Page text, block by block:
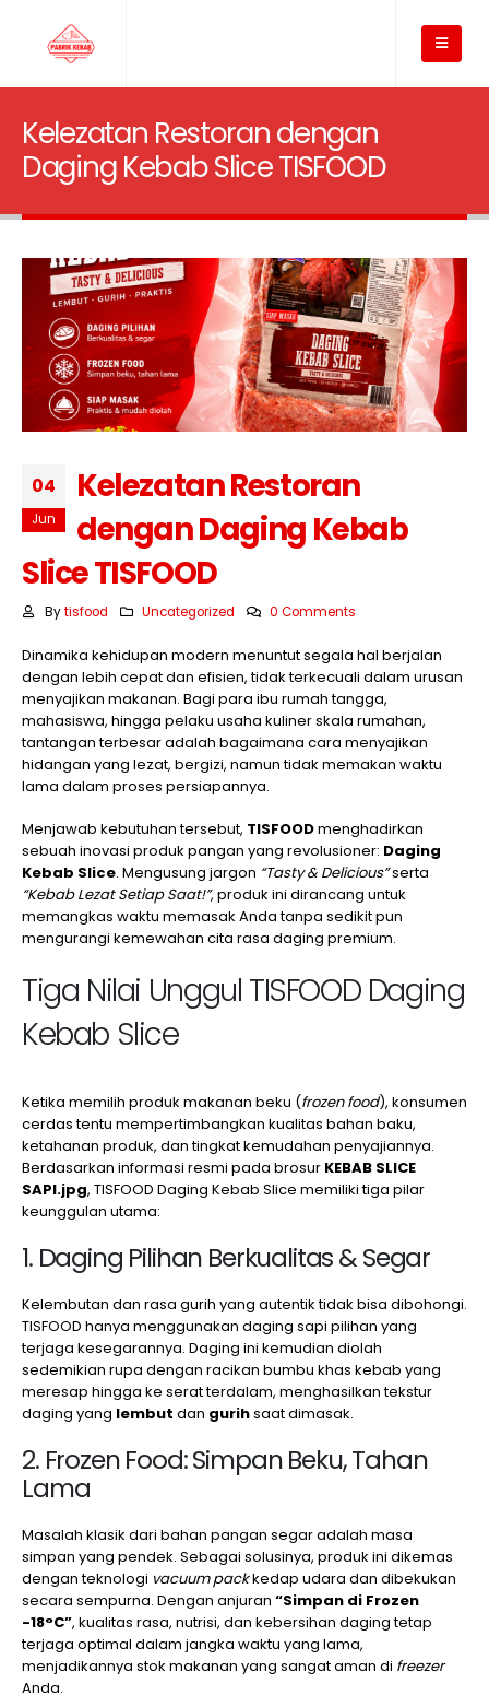
Kelezatan Restoran dengan
Daging Kebab Slice TISFOOD
04
Jun
Kelezatan Restoran
dengan Daging Kebab
Slice TISFOOD
By tisfood Uncategorized 0 Comments
Dinamika kehidupan modern menuntut segala hal berjalan
dengan lebih cepat dan efisien, tidak terkecuali dalam urusan
menyajikan makanan. Bagi para ibu rumah tangga,
mahasiswa, hingga pelaku usaha kuliner skala rumahan,
tantangan terbesar adalah bagaimana cara menyajikan
hidangan yang lezat, bergizi, namun tidak memakan waktu
lama dalam proses persiapannya.
Menjawab kebutuhan tersebut, TISFOODmenghadirkan
sebuah inovasi produk pangan yang revolusioner: Daging
Kebab Slice. Mengusung jargon “Tasty & Delicious”serta
“Kebab Lezat Setiap Saat!”, produk ini dirancang untuk
memangkas waktu memasak Anda tanpa sedikit pun
mengurangi kemewahan cita rasa daging premium.
Tiga Nilai Unggul TISFOOD Daging
Kebab Slice
Ketika memilih produk makanan beku (frozen food), konsumen
cerdas tentu mempertimbangkan kualitas bahan baku,
ketahanan produk, dan tingkat kemudahan penyajiannya.
Berdasarkan informasi resmi pada brosur KEBAB SLICE
SAPI.jpg, TISFOOD Daging Kebab Slice memiliki tiga pilar
keunggulan utama:
1. Daging Pilihan Berkualitas & Segar
Kelembutan dan rasa gurih yang autentik tidak bisa dibohongi.
TISFOOD hanya menggunakan daging sapi pilihan yang
terjaga kesegarannya. Daging ini kemudian diolah
sedemikian rupa dengan racikan bumbu khas kebab yang
meresap hingga ke serat terdalam, menghasilkan tekstur
daging yang lembut dan gurihsaat dimasak.
2. Frozen Food: Simpan Beku, Tahan
Lama
Masalah klasik dari bahan pangan segar adalah masa
simpan yang pendek. Sebagai solusinya, produk ini dikemas
dengan teknologi vacuum packkedap udara dan dibekukan
secara sempurna. Dengan anjuran “Simpan di Frozen
-18°C”, kualitas rasa, nutrisi, dan kebersihan daging tetap
terjaga optimal dalam jangka waktu yang lama,
menjadikannya stok makanan yang sangat aman di freezer
Anda.